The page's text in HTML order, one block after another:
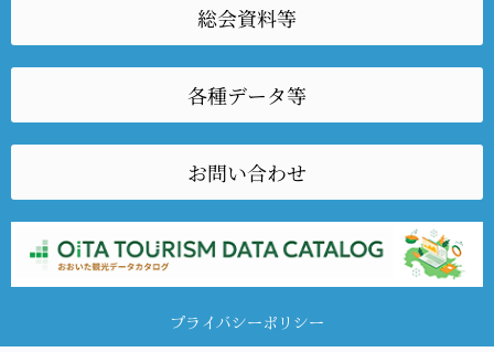
総会資料等
各種データ等
お問い合わせ
プライバシーポリシー